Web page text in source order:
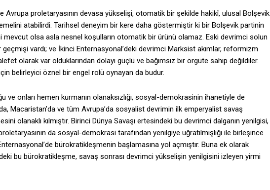
Avrupa proletaryasının devasa yükselişi, otomatik bir şekilde hakikî, ulusal Bolşevik
atabilirdi. Tarihsel deneyim bir kere daha göstermiştir ki bir Bolşevik partinin
mevcut olsa asla nesnel koşulların otomatik bir ürünü olamaz. Eski devrimci solun
vardı; ve İkinci Enternasyonal’deki devrimci Marksist akımlar, reformizm
olarak var olduklarından dolayı güçlü ve bağımsız bir örgüte sahip değildiler.
belirleyici öznel bir engel rolü oynayan da budur.
ve onları hemen kurmanın olanaksızlığı, sosyal-demokrasinin ihanetiyle de
Macaristan’da ve tüm Avrupa’da sosyalist devrimin ilk emperyalist savaş
olanaklı kılmıştır. Birinci Dünya Savaşı ertesindeki bu devrimci dalganın yenilgisi,
da sosyal-demokrasi tarafından yenilgiye uğratılmışlığı ile birleşince
bürokratikleşmenin başlamasına yol açmıştır. Buna ek olarak
bu bürokratikleşme, savaş sonrası devrimci yükselişin yenilgisini izleyen yirmi